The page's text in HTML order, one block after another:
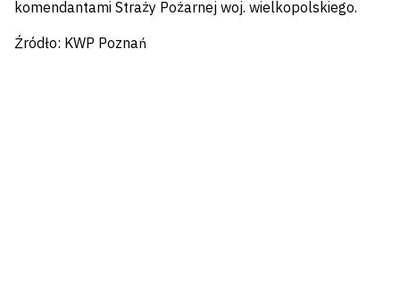
komendantami Straży Pożarnej woj. wielkopolskiego.
Źródło: KWP Poznań